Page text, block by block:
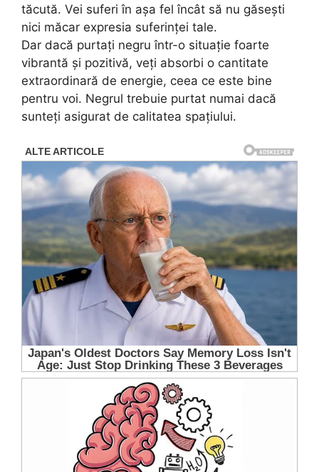
tăcută. Vei suferi în așa fel încât să nu găsești
nici măcar expresia suferinței tale.
Dar dacă purtați negru într-o situație foarte
vibrantă și pozitivă, veți absorbi o cantitate
extraordinară de energie, ceea ce este bine
pentru voi. Negrul trebuie purtat numai dacă
sunteți asigurat de calitatea spațiului.